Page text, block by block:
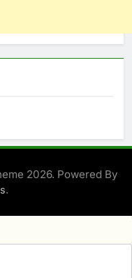
2026. Powered By
.